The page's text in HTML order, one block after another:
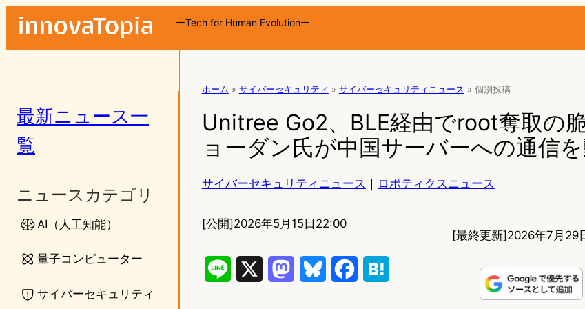
ーTech for Human Evolutionー
最新ニュース一
覧
ニュースカテゴリ
AI（人工知能）
量子コンピューター
サイバーセキュリティ
ホーム » サイバーセキュリティ » サイバーセキュリティニュース » 個別投稿
Unitree Go2、BLE経由でroot奪取の
ョーダン氏が中国サーバーへの通信
サイバーセキュリティニュース ｜ ロボティクスニュース
[公開]2026年5月15日22:00
[最終更新]2026年7月29